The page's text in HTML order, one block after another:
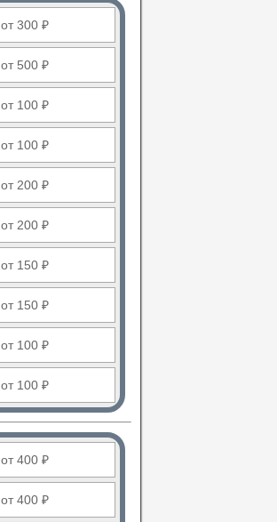
от 300 ₽
от 500 ₽
от 100 ₽
от 100 ₽
от 200 ₽
от 200 ₽
от 150 ₽
от 150 ₽
от 100 ₽
от 100 ₽
от 400 ₽
от 400 ₽